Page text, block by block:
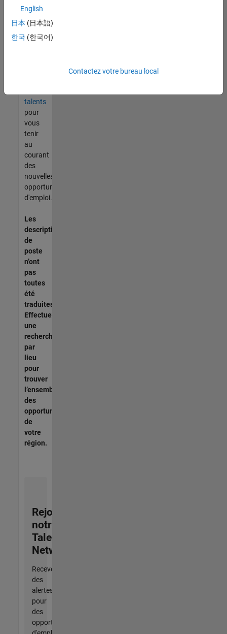
d'offre
corresponde
à vos
talents
pour
vous
tenir
au
courant
des
nouvelles
opportunités
d'emploi.
Les
descriptions
de
poste
n’ont
pas
toutes
été
traduites.
Effectuez
une
recherche
par
lieu
pour
trouver
l’ensemble
des
opportunités
de
votre
région.
Rejoignez
notre
Talent
Network
Recevez
des
alertes
pour
des
opportunités
English
日本 (日本語)
한국 (한국어)
Contactez votre bureau local